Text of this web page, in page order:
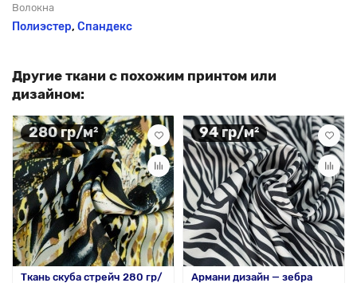
Волокна
Полиэстер, Спандекс
Другие ткани с похожим принтом или
дизайном:
280 гр/м²
Ткань скуба стрейч 280 гр/
94 гр/м²
Армани дизайн — зебра